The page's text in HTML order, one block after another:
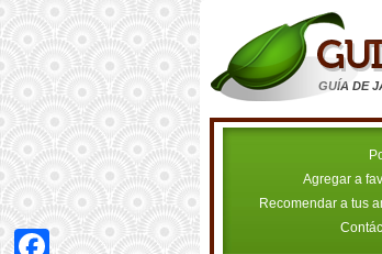
GUÍA DE
Agregar a
Recomendar a tus